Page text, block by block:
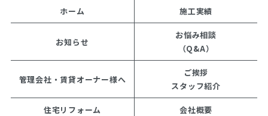
ホーム 施工実績
お知らせ
お悩み相談
（Q&A）
管理会社・賃貸オーナー様へ
ご挨拶
スタッフ紹介
住宅リフォーム 会社概要